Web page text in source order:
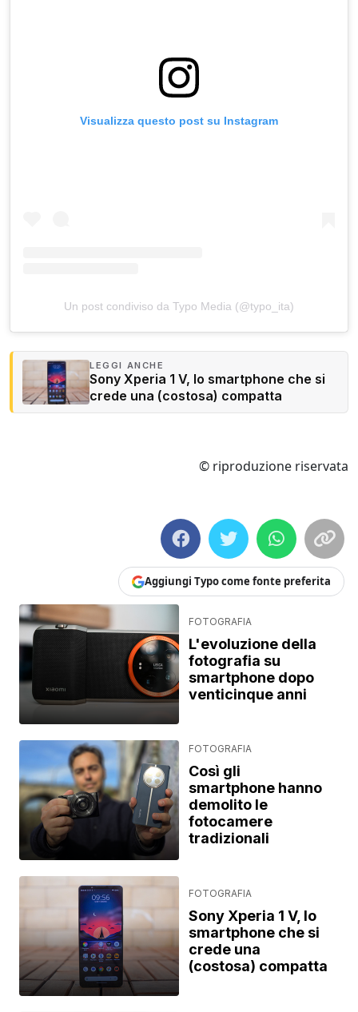
Visualizza questo post su Instagram
Un post condiviso da Typo Media (@typo_ita)
LEGGI ANCHE
Sony Xperia 1 V, lo smartphone che si
crede una (costosa) compatta
© riproduzione riservata
Aggiungi Typo come fonte preferita
FOTOGRAFIA
L'evoluzione della
fotografia su
smartphone dopo
venticinque anni
FOTOGRAFIA
Così gli
smartphone hanno
demolito le
fotocamere
tradizionali
FOTOGRAFIA
Sony Xperia 1 V, lo
smartphone che si
crede una
(costosa) compatta